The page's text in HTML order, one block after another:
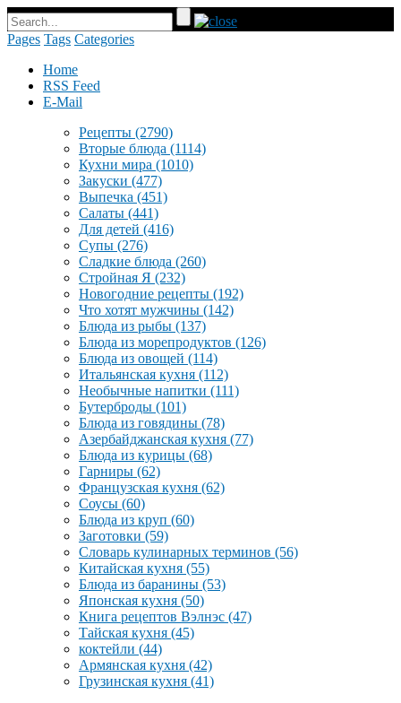
Pages Tags Categories
Home
RSS Feed
E-Mail
Рецепты (2790)
Вторые блюда (1114)
Кухни мира (1010)
Закуски (477)
Выпечка (451)
Салаты (441)
Для детей (416)
Супы (276)
Сладкие блюда (260)
Стройная Я (232)
Новогодние рецепты (192)
Что хотят мужчины (142)
Блюда из рыбы (137)
Блюда из морепродуктов (126)
Блюда из овощей (114)
Итальянская кухня (112)
Необычные напитки (111)
Бутерброды (101)
Блюда из говядины (78)
Азербайджанская кухня (77)
Блюда из курицы (68)
Гарниры (62)
Французская кухня (62)
Соусы (60)
Блюда из круп (60)
Заготовки (59)
Словарь кулинарных терминов (56)
Китайская кухня (55)
Блюда из баранины (53)
Японская кухня (50)
Книга рецептов Вэлнэс (47)
Тайская кухня (45)
коктейли (44)
Армянская кухня (42)
Грузинская кухня (41)